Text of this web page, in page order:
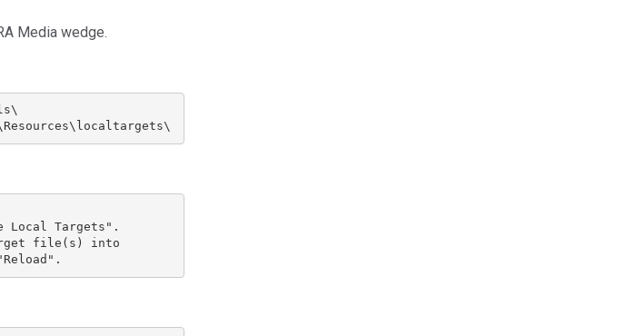
Dobra trwałe
Media wedge.
Local Targets".
file(s) into